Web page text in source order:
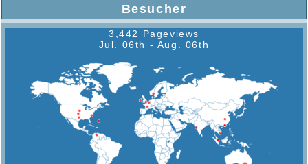
Besucher
3,442 Pageviews
Jul. 06th - Aug. 06th